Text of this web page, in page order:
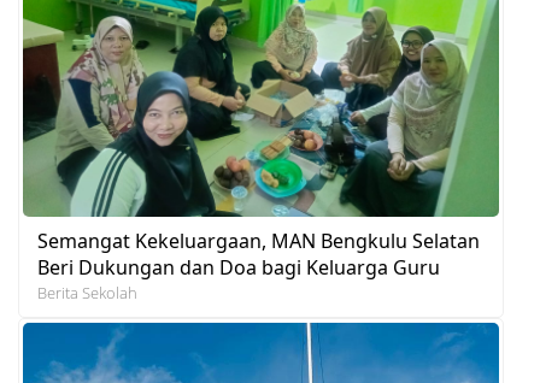
Semangat Kekeluargaan, MAN Bengkulu Selatan
Beri Dukungan dan Doa bagi Keluarga Guru
Berita Sekolah